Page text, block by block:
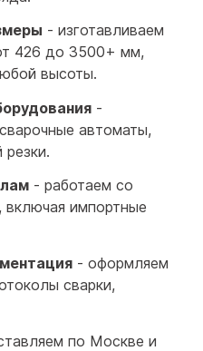
- изготавливаем
426 до 3500+ мм,
высоты.
-
автоматы,
резки.
- работаем со
импортные
- оформляем
сварки,
по Москве и